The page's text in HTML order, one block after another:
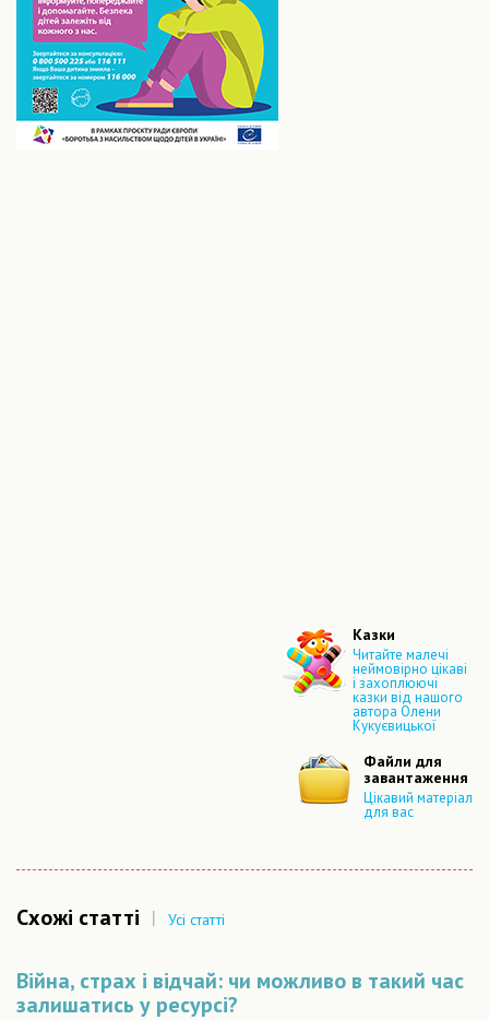
Казки
Читайте малечі
неймовірно цікаві
і захоплюючі
казки від нашого
автора Олени
Кукуєвицької
Файли для
завантаження
Цікавий матеріал
для вас
Схожі статті | Усі статті
Війна, страх і відчай: чи можливо в такий час
залишатись у ресурсі?